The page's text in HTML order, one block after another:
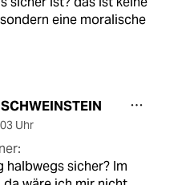
eine moralische
Uhr
halbwegs sicher? Im